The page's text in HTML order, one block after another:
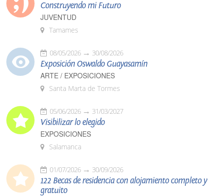
Construyendo mi Futuro
JUVENTUD
Tamames
08/05/2026 30/08/2026
Exposición Oswaldo Guayasamín
ARTE / EXPOSICIONES
Santa Marta de Tormes
05/06/2026 31/03/2027
Visibilizar lo elegido
EXPOSICIONES
Salamanca
01/07/2026 30/09/2026
122 Becas de residencia con alojamiento completo y
gratuito